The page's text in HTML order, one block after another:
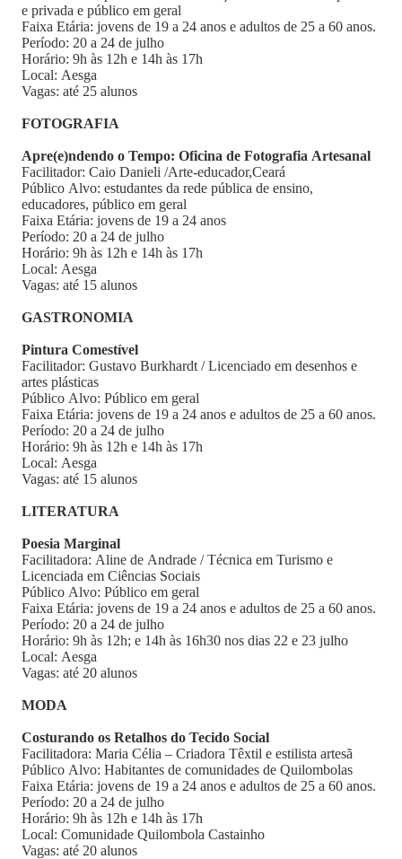
e privada e público em geral
Faixa Etária: jovens de 19 a 24 anos e adultos de 25 a 60 anos.
Período: 20 a 24 de julho
Horário: 9h às 12h e 14h às 17h
Local: Aesga
Vagas: até 25 alunos
FOTOGRAFIA
Apre(e)ndendo o Tempo: Oficina de Fotografia Artesanal
Facilitador: Caio Danieli /Arte-educador,Ceará
Público Alvo: estudantes da rede pública de ensino,
educadores, público em geral
Faixa Etária: jovens de 19 a 24 anos
Período: 20 a 24 de julho
Horário: 9h às 12h e 14h às 17h
Local: Aesga
Vagas: até 15 alunos
GASTRONOMIA
Pintura Comestível
Facilitador: Gustavo Burkhardt / Licenciado em desenhos e
artes plásticas
Público Alvo: Público em geral
Faixa Etária: jovens de 19 a 24 anos e adultos de 25 a 60 anos.
Período: 20 a 24 de julho
Horário: 9h às 12h e 14h às 17h
Local: Aesga
Vagas: até 15 alunos
LITERATURA
Poesia Marginal
Facilitadora: Aline de Andrade / Técnica em Turismo e
Licenciada em Ciências Sociais
Público Alvo: Público em geral
Faixa Etária: jovens de 19 a 24 anos e adultos de 25 a 60 anos.
Período: 20 a 24 de julho
Horário: 9h às 12h; e 14h às 16h30 nos dias 22 e 23 julho
Local: Aesga
Vagas: até 20 alunos
MODA
Costurando os Retalhos do Tecido Social
Facilitadora: Maria Célia – Criadora Têxtil e estilista artesã
Público Alvo: Habitantes de comunidades de Quilombolas
Faixa Etária: jovens de 19 a 24 anos e adultos de 25 a 60 anos.
Período: 20 a 24 de julho
Horário: 9h às 12h e 14h às 17h
Local: Comunidade Quilombola Castainho
Vagas: até 20 alunos